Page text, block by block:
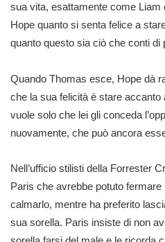
sua vita, esattamente come
Hope quanto si senta felice a
quanto questo sia ciò che conti di
Quando Thomas esce, Hope dà
che la sua felicità è stare
vuole solo che lei gli conceda
nuovamente, che può ancora
Nell’ufficio stilisti della Forrester
Paris che avrebbe potuto
calmarlo, mentre ha preferito
sua sorella. Paris insiste di non